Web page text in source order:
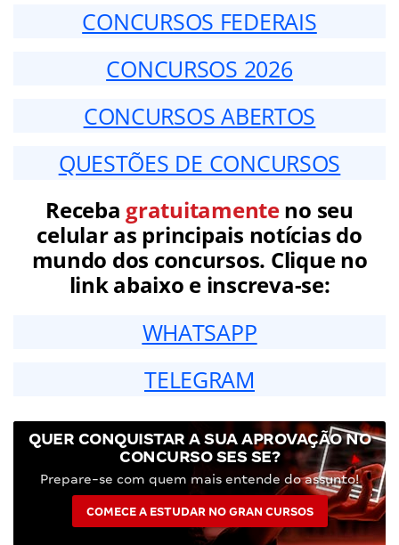
CONCURSOS FEDERAIS
CONCURSOS 2026
CONCURSOS ABERTOS
QUESTÕES DE CONCURSOS
Receba gratuitamenteno seu
celular as principais notícias do
mundo dos concursos. Clique no
link abaixo e inscreva-se:
WHATSAPP
TELEGRAM
QUER CONQUISTAR A SUA APROVAÇÃO NO
CONCURSO SES SE?
Prepare-se com quem mais entende do assunto!
COMECE A ESTUDAR NO GRAN CURSOS